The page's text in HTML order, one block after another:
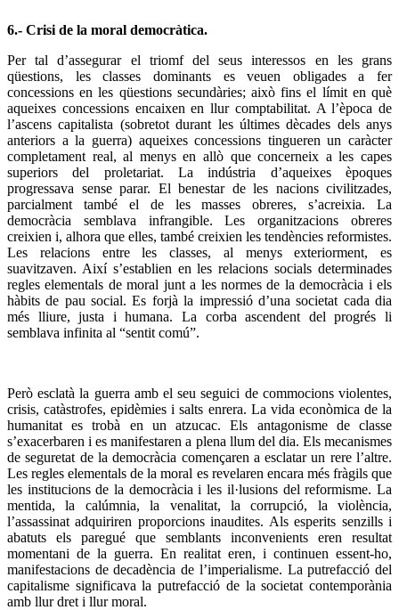
6.- Crisi de la moral democràtica.
Per tal d’assegurar el triomf del seus interessos en les grans
qüestions, les classes dominants es veuen obligades a fer
concessions en les qüestions secundàries; això fins el límit en què
aqueixes concessions encaixen en llur comptabilitat. A l’època de
l’ascens capitalista (sobretot durant les últimes dècades dels anys
anteriors a la guerra) aqueixes concessions tingueren un caràcter
completament real, al menys en allò que concerneix a les capes
superiors del proletariat. La indústria d’aqueixes èpoques
progressava sense parar. El benestar de les nacions civilitzades,
parcialment també el de les masses obreres, s’acreixia. La
democràcia semblava infrangible. Les organitzacions obreres
creixien i, alhora que elles, també creixien les tendències reformistes.
Les relacions entre les classes, al menys exteriorment, es
suavitzaven. Així s’establien en les relacions socials determinades
regles elementals de moral junt a les normes de la democràcia i els
hàbits de pau social. Es forjà la impressió d’una societat cada dia
més lliure, justa i humana. La corba ascendent del progrés li
semblava infinita al “sentit comú”.
Però esclatà la guerra amb el seu seguici de commocions violentes,
crisis, catàstrofes, epidèmies i salts enrera. La vida econòmica de la
humanitat es trobà en un atzucac. Els antagonisme de classe
s’exacerbaren i es manifestaren a plena llum del dia. Els mecanismes
de seguretat de la democràcia començaren a esclatar un rere l’altre.
Les regles elementals de la moral es revelaren encara més fràgils que
les institucions de la democràcia i les il·lusions del reformisme. La
mentida, la calúmnia, la venalitat, la corrupció, la violència,
l’assassinat adquiriren proporcions inaudites. Als esperits senzills i
abatuts els paregué que semblants inconvenients eren resultat
momentani de la guerra. En realitat eren, i continuen essent-ho,
manifestacions de decadència de l’imperialisme. La putrefacció del
capitalisme significava la putrefacció de la societat contemporània
amb llur dret i llur moral.